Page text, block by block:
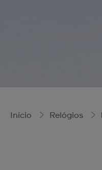
Início Relógios